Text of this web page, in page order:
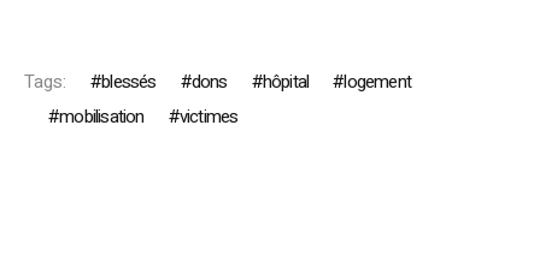
Tags: blessés dons hôpital
logement
mobilisation
victimes